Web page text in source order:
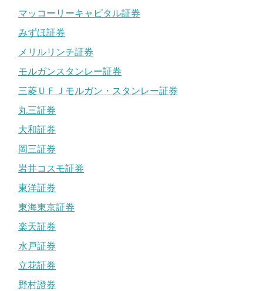
マッコーリーキャピタル証券
みずほ証券
メリルリンチ証券
モルガンスタンレー証券
三菱ＵＦＪモルガン・スタンレー証券
丸三証券
大和証券
岡三証券
岩井コスモ証券
東洋証券
東海東京証券
楽天証券
水戸証券
立花証券
野村證券